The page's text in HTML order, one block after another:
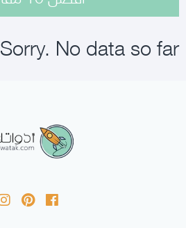
Sorry. No data so far.